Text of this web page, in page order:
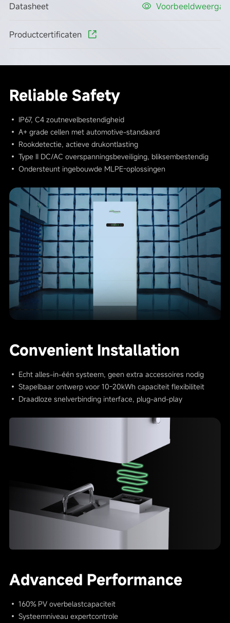
Datasheet
Productcertificaten
Reliable Safety
• IP67, C4 zoutnevelbestendigheid
• A+ grade cellen met automotive-standaard
• Rookdetectie, actieve drukontlasting
• Type II DC/AC overspanningsbeveiliging, bliksembestendig
• Ondersteunt ingebouwde MLPE-oplossingen
Convenient Installation
• Echt alles-in-één systeem, geen extra accessoires nodig
• Stapelbaar ontwerp voor 10-20kWh capaciteit flexibiliteit
• Draadloze snelverbinding interface, plug-and-play
Advanced Performance
• 160% PV overbelastcapaciteit
• Systeemniveau expertcontrole